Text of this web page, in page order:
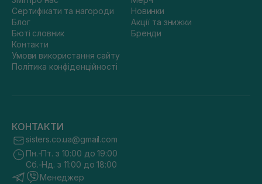
Сертифікати та нагороди
Блог
Бюті словник
Контакти
Умови використання сайту
Політика конфіденційності
Новинки
Акції та знижки
Бренди
КОНТАКТИ
sisters.co.ua@gmail.com
Пн.-Пт. з 10:00 до 19:00
Сб.-Нд. з 11:00 до 18:00
Менеджер